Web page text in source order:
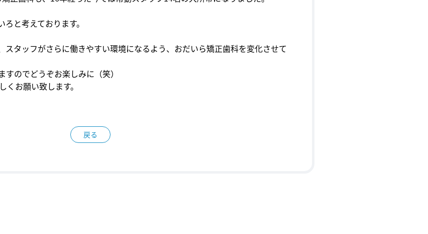
と考えております。
スタッフがさらに働きやすい環境になるよう、おだいら矯正歯科を変化させて
のでどうぞお楽しみに（笑）
くお願い致します。
戻る